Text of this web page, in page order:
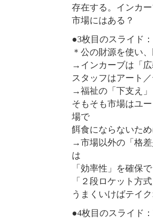
存在する。インカ
市場にはある？
●3枚目のスライド
＊公の財源を使い
→インカーブは「
スタッフはアート
→福祉の「下支え」
そもそも市場はユ
場で
餌食にならないため
→市場以外の「格
は
「効率性」を確保
「２段ロケット方
うまくいけばテイク
●4枚目のスライド